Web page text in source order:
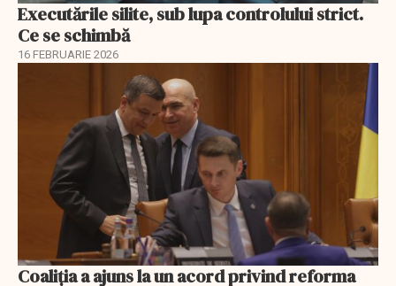
Executările silite, sub lupa controlului strict.
Ce se schimbă
16 FEBRUARIE 2026
Coaliția a ajuns la un acord privind reforma